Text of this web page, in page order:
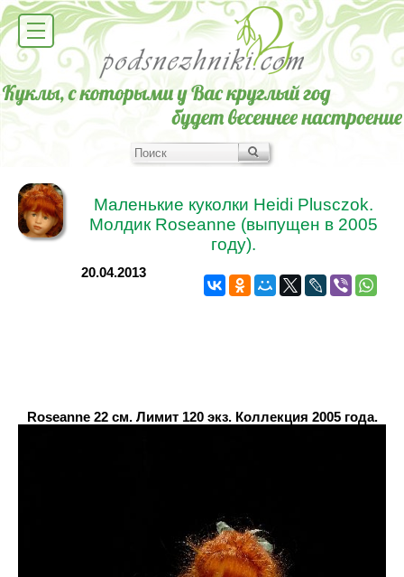
Маленькие куколки Heidi Plusczok.
Молдик Roseanne (выпущен в 2005
году).
20.04.2013
Roseanne 22 см. Лимит 120 экз. Коллекция 2005 года.